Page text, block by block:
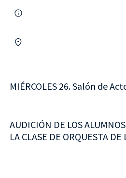
MIÉRCOLES 26. Salón de
AUDICIÓN DE LOS
LA CLASE DE ORQUESTA